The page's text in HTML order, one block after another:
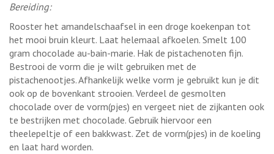
Bereiding:
Rooster het amandelschaafsel in een droge koekenpan tot
het mooi bruin kleurt. Laat helemaal afkoelen. Smelt 100
gram chocolade au-bain-marie. Hak de pistachenoten fijn.
Bestrooi de vorm die je wilt gebruiken met de
pistachenootjes. Afhankelijk welke vorm je gebruikt kun je dit
ook op de bovenkant strooien. Verdeel de gesmolten
chocolade over de vorm(pjes) en vergeet niet de zijkanten ook
te bestrijken met chocolade. Gebruik hiervoor een
theelepeltje of een bakkwast. Zet de vorm(pjes) in de koeling
en laat hard worden.